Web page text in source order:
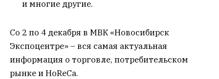
и многие другие.
Со 2 по 4 декабря в МВК «Новосибирск
Экспоцентре» – вся самая актуальная
информация о торговле, потребительском
рынке и HoReCa.